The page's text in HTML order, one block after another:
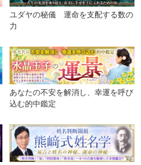
ユダヤの秘儀 運命を支配する数の
力
あなたの不安を解消し、幸運を呼び
込む的中鑑定